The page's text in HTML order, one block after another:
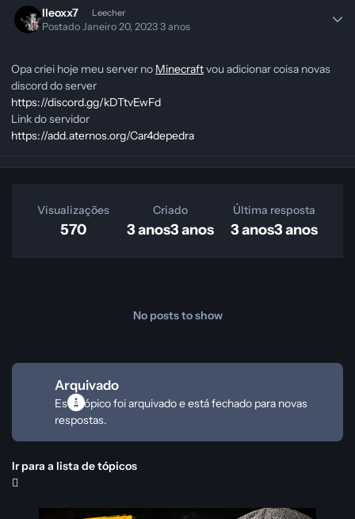
lleoxx7 Leecher
Postado Janeiro 20, 20233 anos
Opa criei hoje meu server no Minecraftvou adicionar coisa novas
discord do server
https://discord.gg/kDTtvEwFd
Link do servidor
https://add.aternos.org/Car4depedra
Visualizações
570
Criado
3 anos3 anos
Última resposta
3 anos3 anos
No posts to show
Arquivado
Este tópico foi arquivado e está fechado para novas
respostas.
Ir para a lista de tópicos